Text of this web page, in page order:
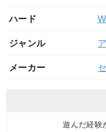
ハード
ジャンル
メーカー
遊んだ経験